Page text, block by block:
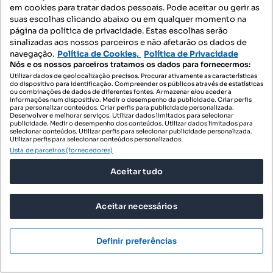
em cookies para tratar dados pessoais. Pode aceitar ou gerir as
suas escolhas clicando abaixo ou em qualquer momento na
página da política de privacidade. Estas escolhas serão
sinalizadas aos nossos parceiros e não afetarão os dados de
navegação. Política de Cookies, Política de Privacidade
Nós e os nossos parceiros tratamos os dados para fornecermos:
Utilizar dados de geolocalização precisos. Procurar ativamente as características
do dispositivo para identificação. Compreender os públicos através de estatísticas
ou combinações de dados de diferentes fontes. Armazenar e/ou aceder a
informações num dispositivo. Medir o desempenho da publicidade. Criar perfis
para personalizar conteúdos. Criar perfis para publicidade personalizada.
Desenvolver e melhorar serviços. Utilizar dados limitados para selecionar
publicidade. Medir o desempenho dos conteúdos. Utilizar dados limitados para
selecionar conteúdos. Utilizar perfis para selecionar publicidade personalizada.
Utilizar perfis para selecionar conteúdos personalizados.
Lista de parceiros (fornecedores)
Aceitar tudo
Aceitar necessários
Definir preferências